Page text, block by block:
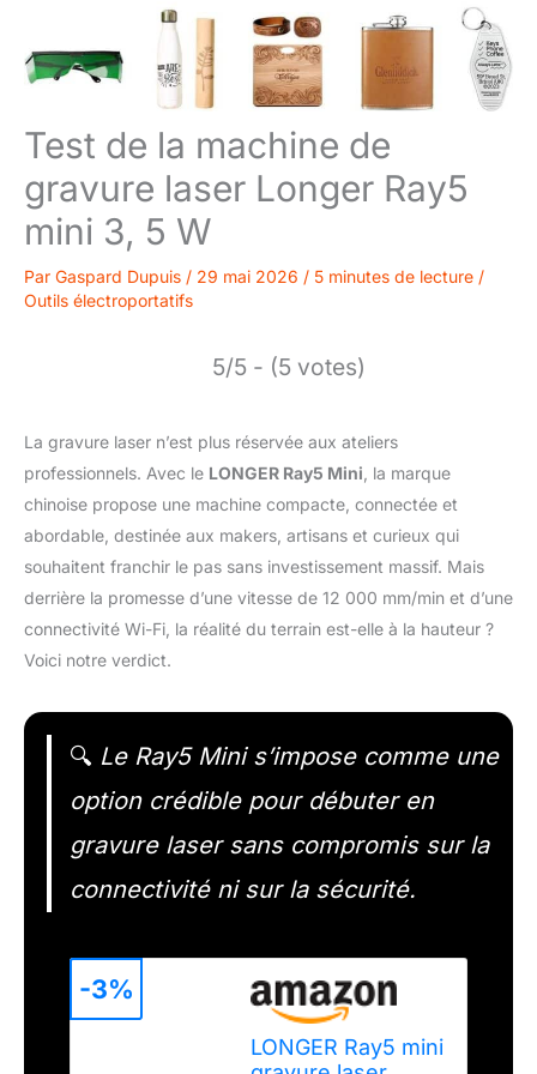
Test de la machine de
gravure laser Longer Ray5
mini 3, 5 W
Par Gaspard Dupuis / 29 mai 2026 / 5 minutes de lecture /
Outils électroportatifs
5/5 - (5 votes)
La gravure laser n’est plus réservée aux ateliers
professionnels. Avec le LONGER Ray5 Mini , la marque
chinoise propose une machine compacte, connectée et
abordable, destinée aux makers, artisans et curieux qui
souhaitent franchir le pas sans investissement massif. Mais
derrière la promesse d’une vitesse de 12 000 mm/min et d’une
connectivité Wi-Fi, la réalité du terrain est-elle à la hauteur ?
Voici notre verdict.
🔍 Le Ray5 Mini s’impose comme une
option crédible pour débuter en
gravure laser sans compromis sur la
connectivité ni sur la sécurité.
LONGER Ray5 mini
-3%